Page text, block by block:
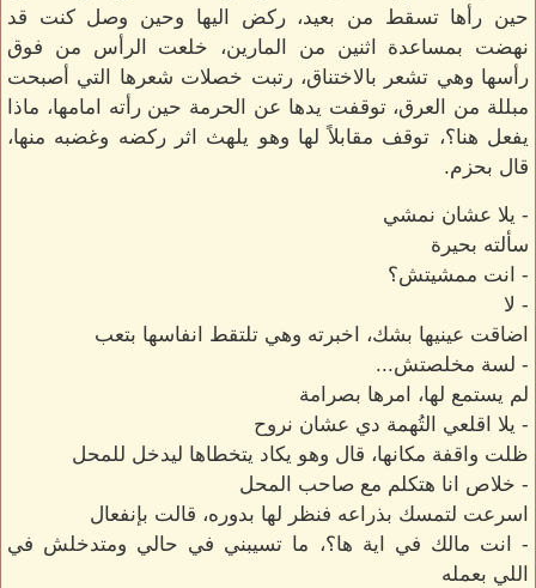
حين رأها تسقط من بعيد، ركض اليها وحين وصل كنت قد
نهضت بمساعدة اثنين من المارين، خلعت الرأس من فوق
رأسها وهي تشعر بالاختناق، رتبت خصلات شعرها التي أصبحت
مبللة من العرق، توقفت يدها عن الحرمة حين رأته امامها، ماذا
يفعل هنا؟، توقف مقابلاً لها وهو يلهث اثر ركضه وغضبه منها،
قال بحزم.
- يلا عشان نمشي
سألته بحيرة
- انت ممشيتش؟
- لا
اضاقت عينيها بشك، اخبرته وهي تلتقط انفاسها بتعب
- لسة مخلصتش...
لم يستمع لها، امرها بصرامة
- يلا اقلعي التُهمة دي عشان نروح
ظلت واقفة مكانها، قال وهو يكاد يتخطاها ليدخل للمحل
- خلاص انا هتكلم مع صاحب المحل
اسرعت لتمسك بذراعه فنظر لها بدوره، قالت بإنفعال
- انت مالك في اية ها؟، ما تسيبني في حالي ومتدخلش في
اللي بعمله